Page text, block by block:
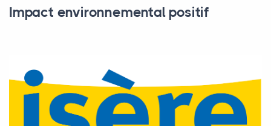
Impact environnemental positif